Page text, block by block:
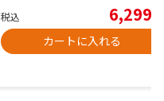
税込 6,299
カートに入れる